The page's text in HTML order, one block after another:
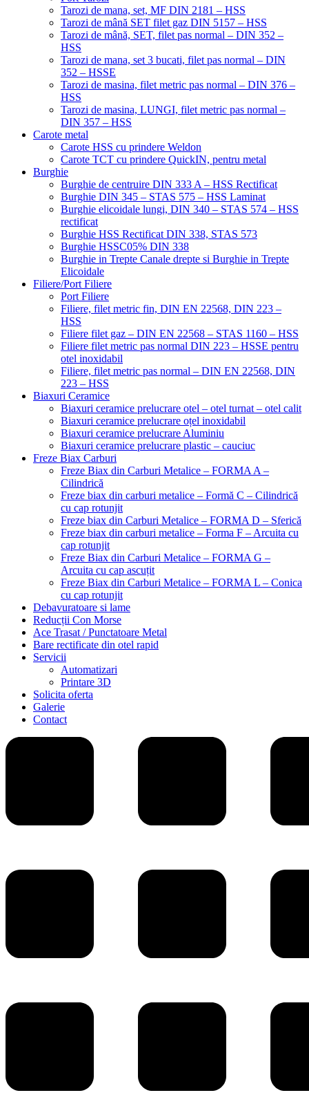
Tarozi de mana, set, MF DIN 2181 – HSS
Tarozi de mână SET filet gaz DIN 5157 – HSS
Tarozi de mână, SET, filet pas normal – DIN 352 –
HSS
Tarozi de mana, set 3 bucati, filet pas normal – DIN
352 – HSSE
Tarozi de masina, filet metric pas normal – DIN 376 –
HSS
Tarozi de masina, LUNGI, filet metric pas normal –
DIN 357 – HSS
Carote metal
Carote HSS cu prindere Weldon
Carote TCT cu prindere QuickIN, pentru metal
Burghie
Burghie de centruire DIN 333 A – HSS Rectificat
Burghie DIN 345 – STAS 575 – HSS Laminat
Burghie elicoidale lungi, DIN 340 – STAS 574 – HSS
rectificat
Burghie HSS Rectificat DIN 338, STAS 573
Burghie HSSC05% DIN 338
Burghie in Trepte Canale drepte si Burghie in Trepte
Elicoidale
Filiere/Port Filiere
Port Filiere
Filiere, filet metric fin, DIN EN 22568, DIN 223 –
HSS
Filiere filet gaz – DIN EN 22568 – STAS 1160 – HSS
Filiere filet metric pas normal DIN 223 – HSSE pentru
otel inoxidabil
Filiere, filet metric pas normal – DIN EN 22568, DIN
223 – HSS
Biaxuri Ceramice
Biaxuri ceramice prelucrare otel – otel turnat – otel calit
Biaxuri ceramice prelucrare oțel inoxidabil
Biaxuri ceramice prelucrare Aluminiu
Biaxuri ceramice prelucrare plastic – cauciuc
Freze Biax Carburi
Freze Biax din Carburi Metalice – FORMA A –
Cilindrică
Freze biax din carburi metalice – Formă C – Cilindrică
cu cap rotunjit
Freze biax din Carburi Metalice – FORMA D – Sferică
Freze biax din carburi metalice – Forma F – Arcuita cu
cap rotunjit
Freze Biax din Carburi Metalice – FORMA G –
Arcuita cu cap ascuțit
Freze Biax din Carburi Metalice – FORMA L – Conica
cu cap rotunjit
Debavuratoare si lame
Reducții Con Morse
Ace Trasat / Punctatoare Metal
Bare rectificate din otel rapid
Servicii
Automatizari
Printare 3D
Solicita oferta
Galerie
Contact